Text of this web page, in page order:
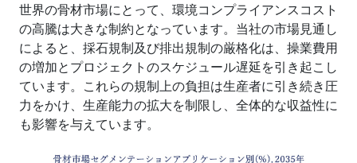
世界の骨材市場にとって、環境コンプライアンスコスト
の高騰は大きな制約となっています。当社の市場見通し
によると、採石規制及び排出規制の厳格化は、操業費用
の増加とプロジェクトのスケジュール遅延を引き起こし
ています。これらの規制上の負担は生産者に引き続き圧
力をかけ、生産能力の拡大を制限し、全体的な収益性に
も影響を与えています。